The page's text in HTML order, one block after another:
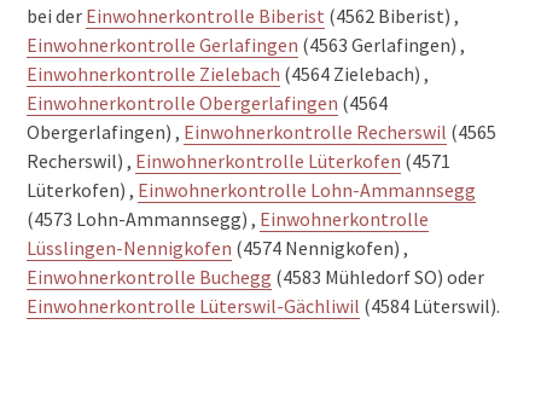
bei der Einwohnerkontrolle Biberist (4562 Biberist) ,
Einwohnerkontrolle Gerlafingen (4563 Gerlafingen) ,
Einwohnerkontrolle Zielebach (4564 Zielebach) ,
Einwohnerkontrolle Obergerlafingen (4564
Obergerlafingen) , Einwohnerkontrolle Recherswil (4565
Recherswil) , Einwohnerkontrolle Lüterkofen (4571
Lüterkofen) , Einwohnerkontrolle Lohn-Ammannsegg
(4573 Lohn-Ammannsegg) , Einwohnerkontrolle
Lüsslingen-Nennigkofen (4574 Nennigkofen) ,
Einwohnerkontrolle Buchegg (4583 Mühledorf SO) oder
Einwohnerkontrolle Lüterswil-Gächliwil (4584 Lüterswil).